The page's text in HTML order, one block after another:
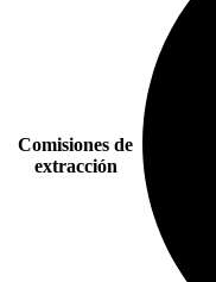
Comisiones de
extracción